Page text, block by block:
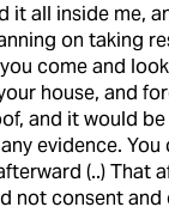
it all inside me,
on taking
come and
house, and
and it would
evidence. You
(..) That
not consent and